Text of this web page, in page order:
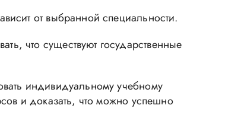
от выбранной специальности.
что существуют государственные
индивидуальному учебному
и доказать, что можно успешно